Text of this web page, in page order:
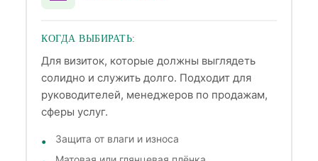
КОГДА ВЫБИРАТЬ:
Для визиток, которые должны выглядеть
солидно и служить долго. Подходит для
руководителей, менеджеров по продажам,
сферы услуг.
Защита от влаги и износа